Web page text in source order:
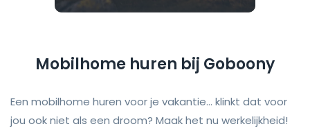
Mobilhome huren bij Goboony
Een mobilhome huren voor je vakantie... klinkt dat voor
jou ook niet als een droom? Maak het nu werkelijkheid!